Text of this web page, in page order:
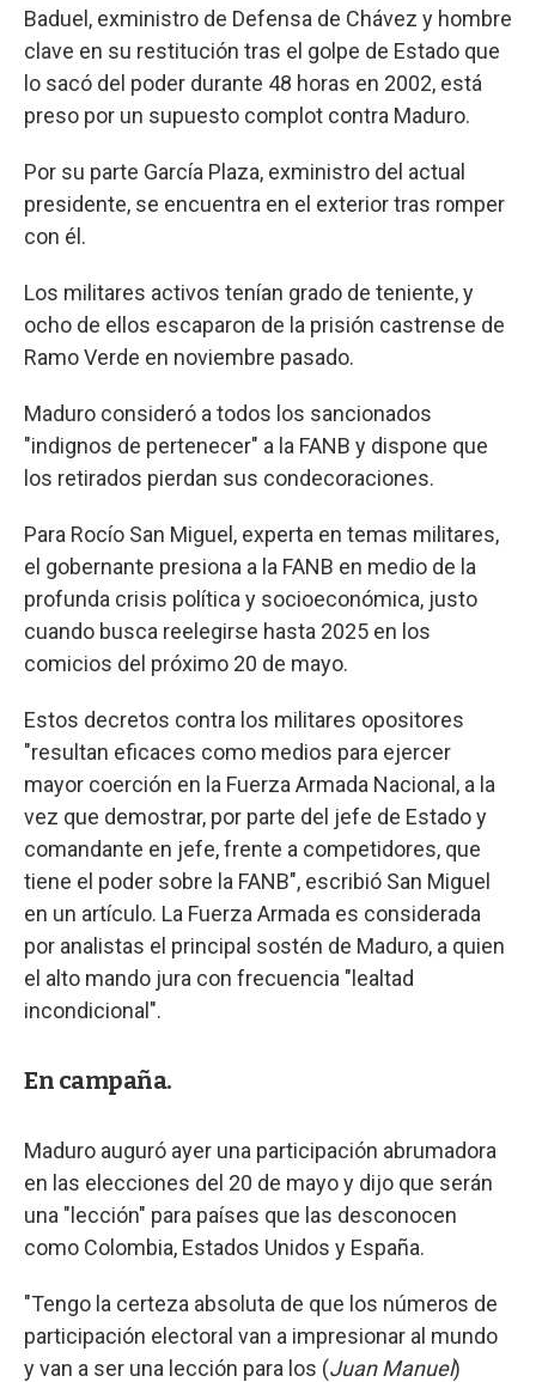
Baduel, exministro de Defensa de Chávez y hombre
clave en su restitución tras el golpe de Estado que
lo sacó del poder durante 48 horas en 2002, está
preso por un supuesto complot contra Maduro.
Por su parte García Plaza, exministro del actual
presidente, se encuentra en el exterior tras romper
con él.
Los militares activos tenían grado de teniente, y
ocho de ellos escaparon de la prisión castrense de
Ramo Verde en noviembre pasado.
Maduro consideró a todos los sancionados
"indignos de pertenecer" a la FANB y dispone que
los retirados pierdan sus condecoraciones.
Para Rocío San Miguel, experta en temas militares,
el gobernante presiona a la FANB en medio de la
profunda crisis política y socioeconómica, justo
cuando busca reelegirse hasta 2025 en los
comicios del próximo 20 de mayo.
Estos decretos contra los militares opositores
"resultan eficaces como medios para ejercer
mayor coerción en la Fuerza Armada Nacional, a la
vez que demostrar, por parte del jefe de Estado y
comandante en jefe, frente a competidores, que
tiene el poder sobre la FANB", escribió San Miguel
en un artículo. La Fuerza Armada es considerada
por analistas el principal sostén de Maduro, a quien
el alto mando jura con frecuencia "lealtad
incondicional".
En campaña.
Maduro auguró ayer una participación abrumadora
en las elecciones del 20 de mayo y dijo que serán
una "lección" para países que las desconocen
como Colombia, Estados Unidos y España.
"Tengo la certeza absoluta de que los números de
participación electoral van a impresionar al mundo
y van a ser una lección para los (Juan Manuel)